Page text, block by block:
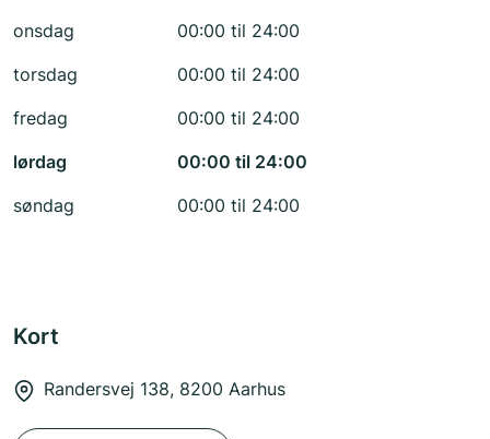
onsdag
00:00 til 24:00
torsdag
00:00 til 24:00
fredag
00:00 til 24:00
lørdag
00:00 til 24:00
søndag
00:00 til 24:00
Kort
Randersvej 138, 8200 Aarhus